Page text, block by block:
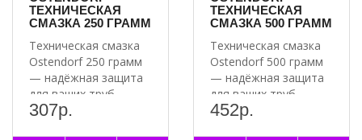
Артикул 116050
Канализационная труба Ostendorf HTEM 125/1500 — это надежное
решение для вашей системы водоотведения. Изготовленная из
долговечность и устойчивость к химическим воздействиям.
Благодаря оптимальной длине в 1500 мм, установка трубы
ТЕХНИЧЕСКАЯ
СМАЗКА 250 ГРАММ
Техническая смазка
Ostendorf 250 грамм
— надёжная защита
для ваших труб
Почему стоит
307р.
ТЕХНИЧЕСКАЯ
СМАЗКА 500 ГРАММ
Техническая смазка
Ostendorf 500 грамм
— надёжная защита
для ваших труб
Почему стоит
452р.